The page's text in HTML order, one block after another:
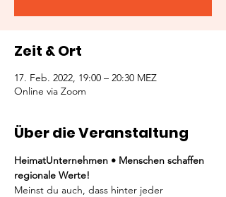
Zeit & Ort
17. Feb. 2022, 19:00 – 20:30 MEZ
Online via Zoom
Über die Veranstaltung
HeimatUnternehmen • Menschen schaffen
regionale Werte!
Meinst du auch, dass hinter jeder